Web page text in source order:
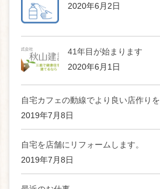
2020年6月2日
41年目が始まります
2020年6月1日
自宅カフェの動線でより良い店作りを
2019年7月8日
自宅を店舗にリフォームします。
2019年7月8日